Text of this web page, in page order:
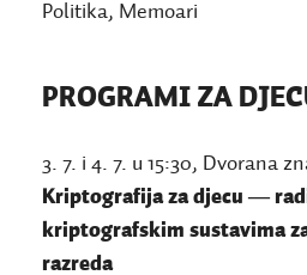
Politika, Memoari
PROGRAMI ZA
3. 7. i 4. 7. u 15:30, Dvorana
Kriptografija za djecu―
kriptografskim sustavima
razreda